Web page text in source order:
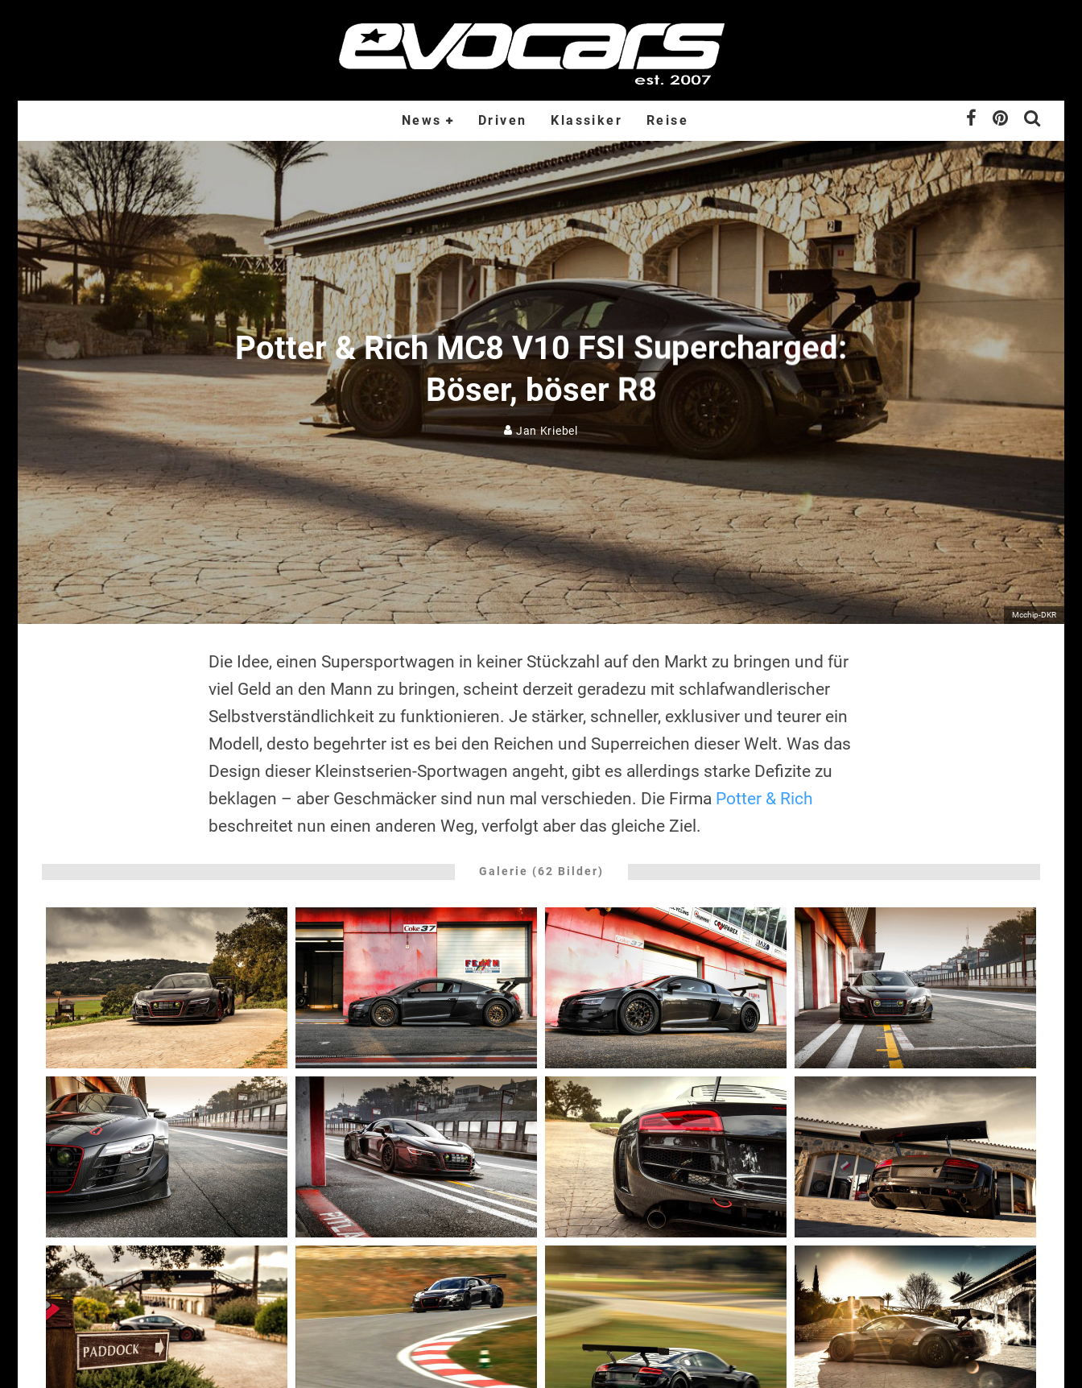
News Driven Klassiker Reise
Mcchip-DKR
Potter & Rich MC8 V10 FSI Supercharged:
Böser, böser R8
Jan Kriebel
Die Idee, einen Supersportwagen in keiner Stückzahl auf den Markt zu bringen und für
viel Geld an den Mann zu bringen, scheint derzeit geradezu mit schlafwandlerischer
Selbstverständlichkeit zu funktionieren. Je stärker, schneller, exklusiver und teurer ein
Modell, desto begehrter ist es bei den Reichen und Superreichen dieser Welt. Was das
Design dieser Kleinstserien-Sportwagen angeht, gibt es allerdings starke Defizite zu
beklagen – aber Geschmäcker sind nun mal verschieden. Die Firma Potter & Rich
beschreitet nun einen anderen Weg, verfolgt aber das gleiche Ziel.
Galerie (62 Bilder)